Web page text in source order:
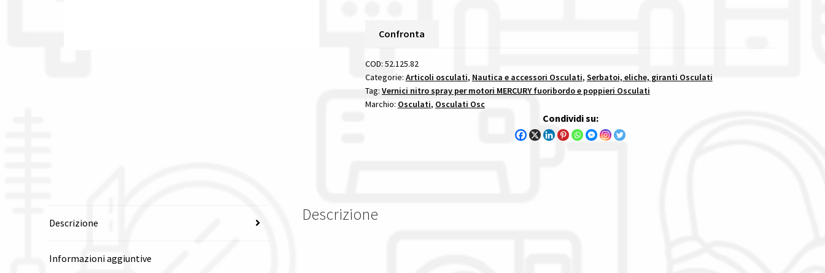
Mercury
Freddo
vernici
acriliche
spray
quantità
Confronta
COD: 52.125.82
Categorie: Articoli osculati, Nautica e accessori Osculati, Serbatoi, eliche, giranti Osculati
Tag: Vernici nitro spray per motori MERCURY fuoribordo e poppieri Osculati
Marchio: Osculati, Osculati Osc
Condividi su:
Descrizione
Informazioni aggiuntive
Descrizione